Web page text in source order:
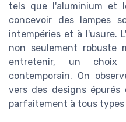
tels que l'aluminium et
concevoir des lampes
intempéries et à l'usure.
non seulement robuste
entretenir, un
contemporain. On
vers des designs
parfaitement à tous types